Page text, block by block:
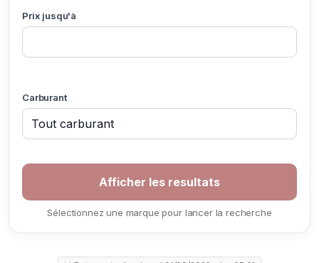
Prix jusqu'à
Carburant
Sélectionnez une marque pour lancer la recherche